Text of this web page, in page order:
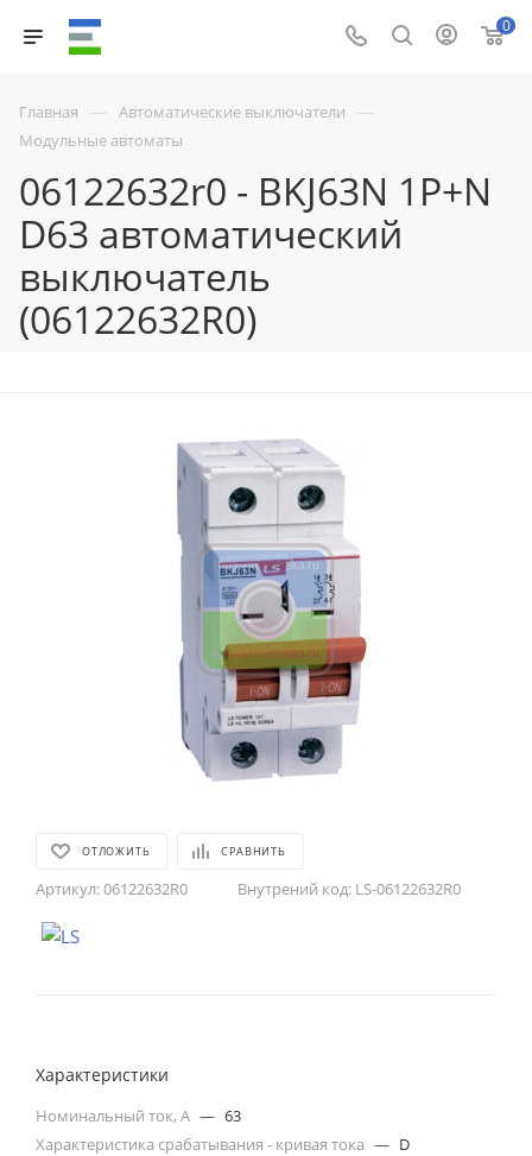
0
Главная — Автоматические выключатели —
Модульные автоматы
06122632r0 - BKJ63N 1P+N
D63 автоматический
выключатель
(06122632R0)
ОТЛОЖИТЬ СРАВНИТЬ
Артикул:06122632R0 Внутрений код: LS-06122632R0
Характеристики
Номинальный ток, А — 63
Характеристика срабатывания - кривая тока — D